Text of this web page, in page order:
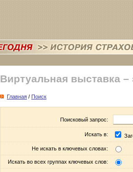
Виртуальная выставка –
Главная / Поиск
Поисковый запрос:
Искать в:
Не искать в ключевых словах:
Искать во всех группах ключевых слов: